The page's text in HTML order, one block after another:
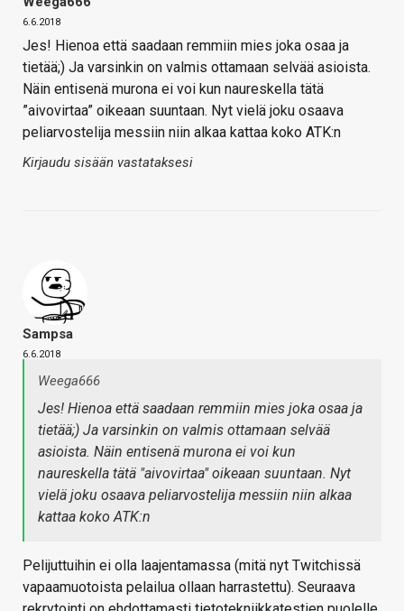
6.6.2018
Jes! Hienoa että saadaan remmiin mies joka osaa ja
tietää;) Ja varsinkin on valmis ottamaan selvää asioista.
Näin entisenä murona ei voi kun naureskella tätä
”aivovirtaa” oikeaan suuntaan. Nyt vielä joku osaava
peliarvostelija messiin niin alkaa kattaa koko ATK:n
Kirjaudu sisään vastataksesi
Sampsa
6.6.2018
Weega666
Jes! Hienoa että saadaan remmiin mies joka osaa ja
tietää;) Ja varsinkin on valmis ottamaan selvää
asioista. Näin entisenä murona ei voi kun
naureskella tätä "aivovirtaa" oikeaan suuntaan. Nyt
vielä joku osaava peliarvostelija messiin niin alkaa
kattaa koko ATK:n
Pelijuttuihin ei olla laajentamassa (mitä nyt Twitchissä
vapaamuotoista pelailua ollaan harrastettu). Seuraava